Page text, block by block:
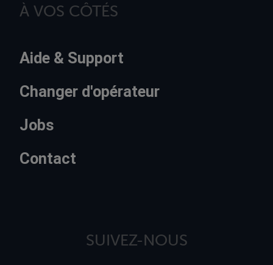
À VOS CÔTÉS
Aide & Support
Changer d'opérateur
Jobs
Contact
SUIVEZ-NOUS